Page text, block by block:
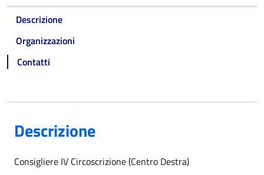
Descrizione
Organizzazioni
Contatti
Descrizione
Consigliere IV Circoscrizione (Centro Destra)